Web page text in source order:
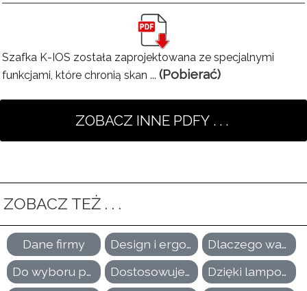
Szafka K-IOS została zaprojektowana ze specjalnymi
funkcjami, które chronią skan ... (Pobierać)
ZOBACZ TEŻ . . .
Dane firmy Design i ergonomiczne uchwyty
Dlaczego warto wybrać Iride International
Do wyboru ponad 80 kolorów
Dostosowujemy Twoje meble dentystyczne
Dzięki lampom FLY możesz lepiej widzieć i pracować lepiej